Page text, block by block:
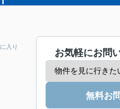
入り
お気軽にお問
無料お